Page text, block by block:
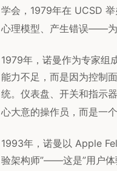
学会，1979年在 UCSD
心理模型、产生错误——为
1979年，诺曼作为专家组
能力不足，而是因为控制
统。仪表盘、开关和指示
心大意的操作员，而是一
1993年，诺曼以 Apple
验架构师”——这是”用户体